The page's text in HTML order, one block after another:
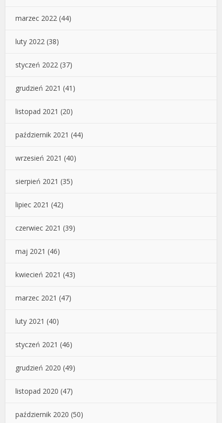
marzec 2022 (44)
luty 2022 (38)
styczeń 2022 (37)
grudzień 2021 (41)
listopad 2021 (20)
październik 2021 (44)
wrzesień 2021 (40)
sierpień 2021 (35)
lipiec 2021 (42)
czerwiec 2021 (39)
maj 2021 (46)
kwiecień 2021 (43)
marzec 2021 (47)
luty 2021 (40)
styczeń 2021 (46)
grudzień 2020 (49)
listopad 2020 (47)
październik 2020 (50)